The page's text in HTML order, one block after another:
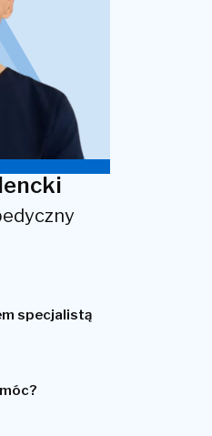
specjalistą